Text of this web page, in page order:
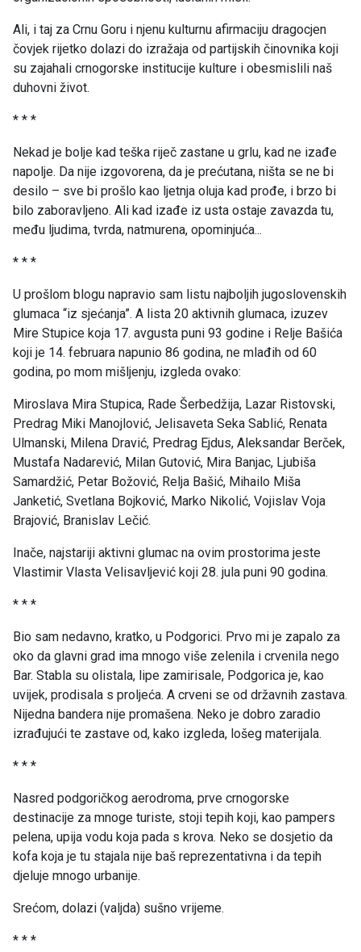
Ali, i taj za Crnu Goru i njenu kulturnu afirmaciju dragocjen
čovjek rijetko dolazi do izražaja od partijskih činovnika koji
su zajahali crnogorske institucije kulture i obesmislili naš
duhovni život.
* * *
Nekad je bolje kad teška riječ zastane u grlu, kad ne izađe
napolje. Da nije izgovorena, da je prećutana, ništa se ne bi
desilo – sve bi prošlo kao ljetnja oluja kad prođe, i brzo bi
bilo zaboravljeno. Ali kad izađe iz usta ostaje zavazda tu,
među ljudima, tvrda, natmurena, opominjuća...
* * *
U prošlom blogu napravio sam listu najboljih jugoslovenskih
glumaca “iz sjećanja”. A lista 20 aktivnih glumaca, izuzev
Mire Stupice koja 17. avgusta puni 93 godine i Relje Bašića
koji je 14. februara napunio 86 godina, ne mlađih od 60
godina, po mom mišljenju, izgleda ovako:
Miroslava Mira Stupica, Rade Šerbedžija, Lazar Ristovski,
Predrag Miki Manojlović, Jelisaveta Seka Sablić, Renata
Ulmanski, Milena Dravić, Predrag Ejdus, Aleksandar Berček,
Mustafa Nadarević, Milan Gutović, Mira Banjac, Ljubiša
Samardžić, Petar Božović, Relja Bašić, Mihailo Miša
Janketić, Svetlana Bojković, Marko Nikolić, Vojislav Voja
Brajović, Branislav Lečić.
Inače, najstariji aktivni glumac na ovim prostorima jeste
Vlastimir Vlasta Velisavljević koji 28. jula puni 90 godina.
* * *
Bio sam nedavno, kratko, u Podgorici. Prvo mi je zapalo za
oko da glavni grad ima mnogo više zelenila i crvenila nego
Bar. Stabla su olistala, lipe zamirisale, Podgorica je, kao
uvijek, prodisala s proljeća. A crveni se od državnih zastava.
Nijedna bandera nije promašena. Neko je dobro zaradio
izrađujući te zastave od, kako izgleda, lošeg materijala.
* * *
Nasred podgoričkog aerodroma, prve crnogorske
destinacije za mnoge turiste, stoji tepih koji, kao pampers
pelena, upija vodu koja pada s krova. Neko se dosjetio da
kofa koja je tu stajala nije baš reprezentativna i da tepih
djeluje mnogo urbanije.
Srećom, dolazi (valjda) sušno vrijeme.
* * *